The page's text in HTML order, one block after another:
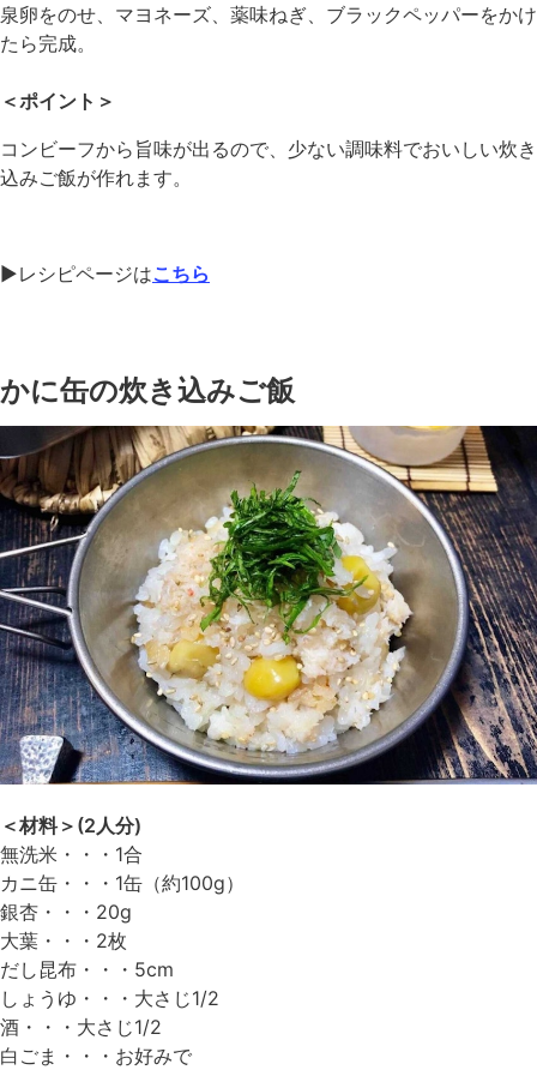
泉卵をのせ、マヨネーズ、薬味ねぎ、ブラックペッパーをかけ
たら完成。
＜ポイント＞
コンビーフから旨味が出るので、少ない調味料でおいしい炊き
込みご飯が作れます。
▶︎レシピページはこちら
かに缶の炊き込みご飯
＜材料＞(2人分)
無洗米・・・1合
カニ缶・・・1缶（約100g）
銀杏・・・20g
大葉・・・2枚
だし昆布・・・5cm
しょうゆ・・・大さじ1/2
酒・・・大さじ1/2
白ごま・・・お好みで